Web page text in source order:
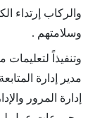
وسلامتهم .